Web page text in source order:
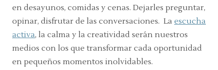
en desayunos, comidas y cenas. Dejarles preguntar,
opinar, disfrutar de las conversaciones. La escucha
activa, la calma y la creatividad serán nuestros
medios con los que transformar cada oportunidad
en pequeños momentos inolvidables.